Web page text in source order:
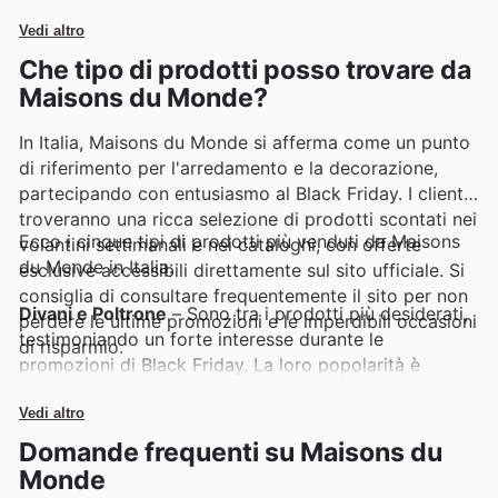
convenienza.
Vedi altro
Che tipo di prodotti posso trovare da
Maisons du Monde?
In Italia, Maisons du Monde si afferma come un punto
di riferimento per l'arredamento e la decorazione,
partecipando con entusiasmo al Black Friday. I clienti
troveranno una ricca selezione di prodotti scontati nei
volantini settimanali e nei cataloghi, con offerte
esclusive accessibili direttamente sul sito ufficiale. Si
consiglia di consultare frequentemente il sito per non
perdere le ultime promozioni e le imperdibili occasioni
di risparmio.
Ecco i cinque tipi di prodotti più venduti da Maisons
du Monde in Italia:
Divani e Poltrone– Sono tra i prodotti più desiderati,
testimoniando un forte interesse durante le
promozioni di Black Friday. La loro popolarità è
speciali di Maisons du Monde, rendendoli un acquisto
intelligente per rinnovare il proprio soggiorno.
Tavoli da Pranzo e Sedie
Vedi altro
Domande frequenti su Maisons du
Monde